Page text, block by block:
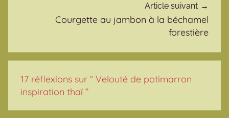
Article suivant
Courgette au jambon à la béchamel
forestière
17 réflexions sur “ Velouté de potimarron
inspiration thaï”